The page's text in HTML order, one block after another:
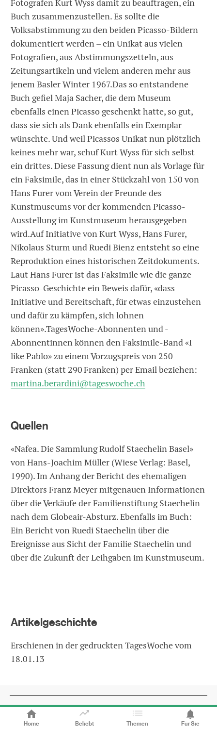
Fotografen Kurt Wyss damit zu beauftragen, ein
Buch zusammenzustellen. Es sollte die
Volksabstimmung zu den beiden Picasso-Bildern
dokumentiert werden – ein Unikat aus vielen
Fotografien, aus Abstimmungszetteln, aus
Zeitungsartikeln und vielem anderen mehr aus
jenem Basler Winter 1967.Das so entstandene
Buch gefiel Maja Sacher, die dem Museum
ebenfalls einen Picasso geschenkt hatte, so gut,
dass sie sich als Dank ebenfalls ein Exemplar
wünschte. Und weil Picassos Unikat nun plötzlich
keines mehr war, schuf Kurt Wyss für sich selbst
ein drittes. Diese Fassung dient nun als Vorlage für
ein Faksimile, das in einer Stückzahl von 150 von
Hans Furer vom Verein der Freunde des
Kunstmuseums vor der kommenden Picasso-
Ausstellung im Kunstmuseum herausgegeben
wird.Auf Initiative von Kurt Wyss, Hans Furer,
Nikolaus Sturm und Ruedi Bienz entsteht so eine
Reproduktion eines historischen Zeitdokuments.
Laut Hans Furer ist das Faksimile wie die ganze
Picasso-Geschichte ein Beweis dafür, «dass
Initiative und Bereitschaft, für etwas einzustehen
und ­dafür zu kämpfen, sich lohnen
können».TagesWoche-Abonnenten und -
Abonnentinnen können den Faksimile-Band «I
like Pablo» zu einem Vorzugspreis von 250
Franken (statt 290 Franken) per Email beziehen:
martina.berardini@tageswoche.ch
Quellen
«Nafea. Die Sammlung Rudolf Staechelin Basel»
von Hans-Joachim Müller (Wiese Verlag: Basel,
1990). Im Anhang der Bericht des ehemaligen
Direktors Franz Meyer mitgenauen Informationen
über die Verkäufe der Familienstiftung Staechelin
nach dem Globeair-Absturz. Ebenfalls im Buch:
Ein Bericht von Ruedi Staechelin über die
Ereignisse aus Sicht der Familie Staechelin und
über die Zukunft der Leihgaben im Kunstmuseum.
Artikelgeschichte
Erschienen in der gedruckten TagesWoche vom
18.01.13
Facebook
Home Beliebt Themen Für Sie